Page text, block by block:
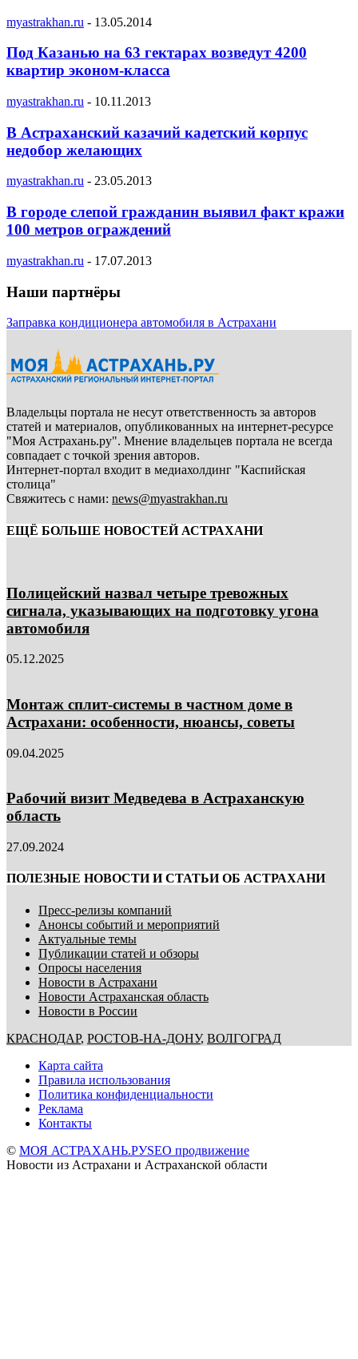
myastrakhan.ru - 13.05.2014
Под Казанью на 63 гектарах возведут 4200
квартир эконом-класса
myastrakhan.ru - 10.11.2013
В Астраханский казачий кадетский корпус
недобор желающих
myastrakhan.ru - 23.05.2013
В городе слепой гражданин выявил факт кражи
100 метров ограждений
myastrakhan.ru - 17.07.2013
Наши партнёры
Заправка кондиционера автомобиля в Астрахани
Владельцы портала не несут ответственность за авторов
статей и материалов, опубликованных на интернет-ресурсе
"Моя Астрахань.ру". Мнение владельцев портала не всегда
совпадает с точкой зрения авторов.
Интернет-портал входит в медиахолдинг "Каспийская
столица"
Свяжитесь с нами: news@myastrakhan.ru
ЕЩЁ БОЛЬШЕ НОВОСТЕЙ АСТРАХАНИ
Полицейский назвал четыре тревожных
сигнала, указывающих на подготовку угона
автомобиля
05.12.2025
Монтаж сплит-системы в частном доме в
Астрахани: особенности, нюансы, советы
09.04.2025
Рабочий визит Медведева в Астраханскую
область
27.09.2024
ПОЛЕЗНЫЕ НОВОСТИ И СТАТЬИ ОБ АСТРАХАНИ
Пресс-релизы компаний
Анонсы событий и мероприятий
Актуальные темы
Публикации статей и обзоры
Опросы населения
Новости в Астрахани
Новости Астраханская область
Новости в России
КРАСНОДАР, РОСТОВ-НА-ДОНУ, ВОЛГОГРАД
Карта сайта
Правила использования
Политика конфиденциальности
Реклама
Контакты
© МОЯ АСТРАХАНЬ.РУSEO продвижение
Новости из Астрахани и Астраханской области